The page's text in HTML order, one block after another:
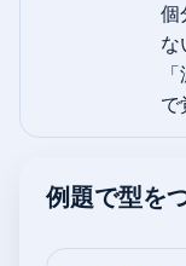
個
な
で
例題で型を